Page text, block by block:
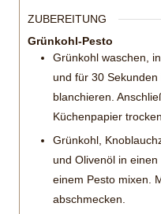
ZUBEREITUNG
Grünkohl-Pesto
Grünkohl waschen,
und für 30
blanchieren.
Küchenpapier
Grünkohl,
und Olivenöl in
einem Pesto mixen.
abschmecken.